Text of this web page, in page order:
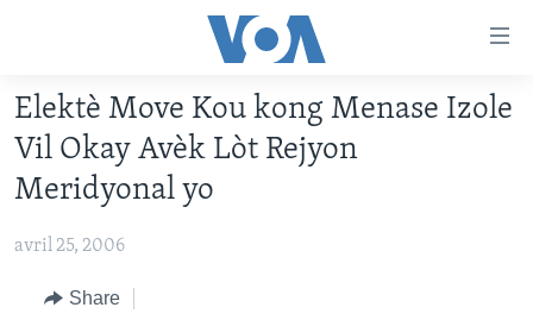
Skip
to
main
content
to
Navigation
LÈZETAZINI
AMERIK LATIN
ENTÈNASYONAL
VIDEO
Elektè Move Kou kong Menase Izole
Vil Okay Avèk Lòt Rejyon
Meridyonal yo
avril 25, 2006
Share